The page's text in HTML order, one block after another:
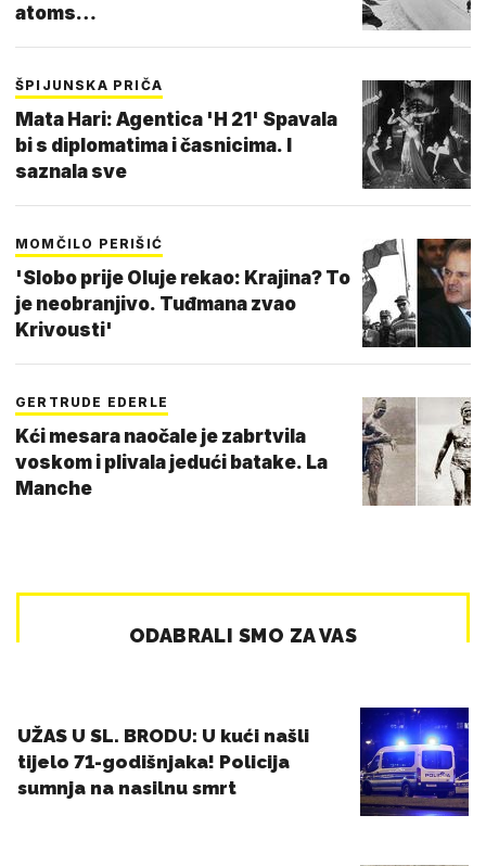
atoms…
ŠPIJUNSKA PRIČA
Mata Hari: Agentica 'H 21' Spavala
bi s diplomatima i časnicima. I
saznala sve
MOMČILO PERIŠIĆ
'Slobo prije Oluje rekao: Krajina? To
je neobranjivo. Tuđmana zvao
Krivousti'
GERTRUDE EDERLE
Kći mesara naočale je zabrtvila
voskom i plivala jedući batake. La
Manche